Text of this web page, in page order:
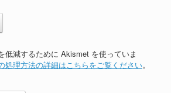
低減するために Akismet を使っていま
処理方法の詳細はこちらをご覧ください。